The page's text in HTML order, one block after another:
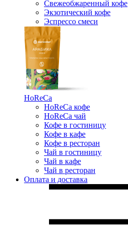
Свежеобжаренный кофе
Экзотический кофе
Эспрессо смеси
HoReCa
HoReCa кофе
HoReCa чай
Кофе в гостиницу
Кофе в кафе
Кофе в ресторан
Чай в гостиницу
Чай в кафе
Чай в ресторан
Оплата и доставка